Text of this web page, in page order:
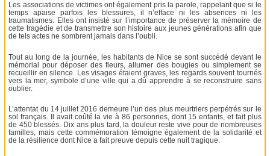
Les associations de victimes ont également pris la parole, rappelant que si le
temps apaise parfois les blessures, il n’efface ni les absences ni les
traumatismes. Elles ont insisté sur l’importance de préserver la mémoire de
cette tragédie et de transmettre son histoire aux jeunes générations afin que
de tels actes ne sombrent jamais dans l’oubli.
Tout au long de la journée, les habitants de Nice se sont succédé devant le
mémorial pour déposer des fleurs, allumer des bougies ou simplement se
recueillir en silence. Les visages étaient graves, les regards souvent tournés
vers la mer, symbole d’une ville qui a dû apprendre à se reconstruire sans
oublier.
L’attentat du 14 juillet 2016 demeure l’un des plus meurtriers perpétrés sur le
sol français. Il avait coûté la vie à 86 personnes, dont 15 enfants, et fait plus
de 450 blessés. Dix ans plus tard, la douleur reste vive pour de nombreuses
familles, mais cette commémoration témoigne également de la solidarité et
de la résilience dont Nice a fait preuve depuis cette nuit tragique.